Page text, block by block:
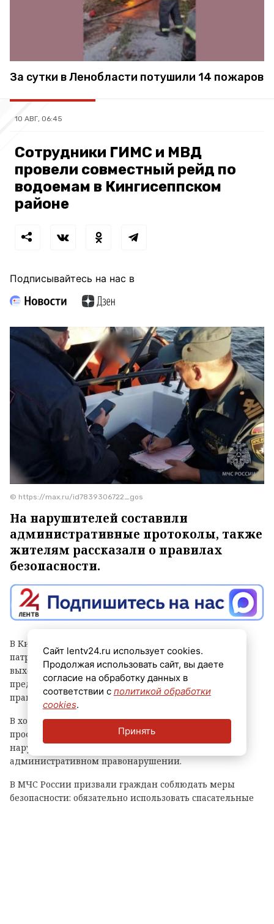
За сутки в Ленобласти потушили 14 пожаров
10 АВГ, 06:45
Сотрудники ГИМС и МВД
провели совместный рейд по
водоемам в Кингисеппском
районе
Подписывайтесь на нас в
© https://max.ru/id7839306722_gos
На нарушителей составили
административные протоколы, также
жителям рассказали о правилах
безопасности.
В Кингисеппском районе прошло совместное
патрулирование водных объектов: в минувшие
выходные сотрудники местного отделения ГИМС и
представители МВД России проверили соблюдение
правил безопасности на воде.
В ходе рейда специалисты провели с жителями
профилактические беседы, а при выявлении
нарушений — составили протоколы об
административном правонарушении.
В МЧС России призвали граждан соблюдать меры
безопасности: обязательно использовать спасательные
Сайт lentv24.ru использует cookies.
Продолжая использовать сайт, вы даете
согласие на обработку данных в
соответствии с политикой обработки
cookies.
Принять